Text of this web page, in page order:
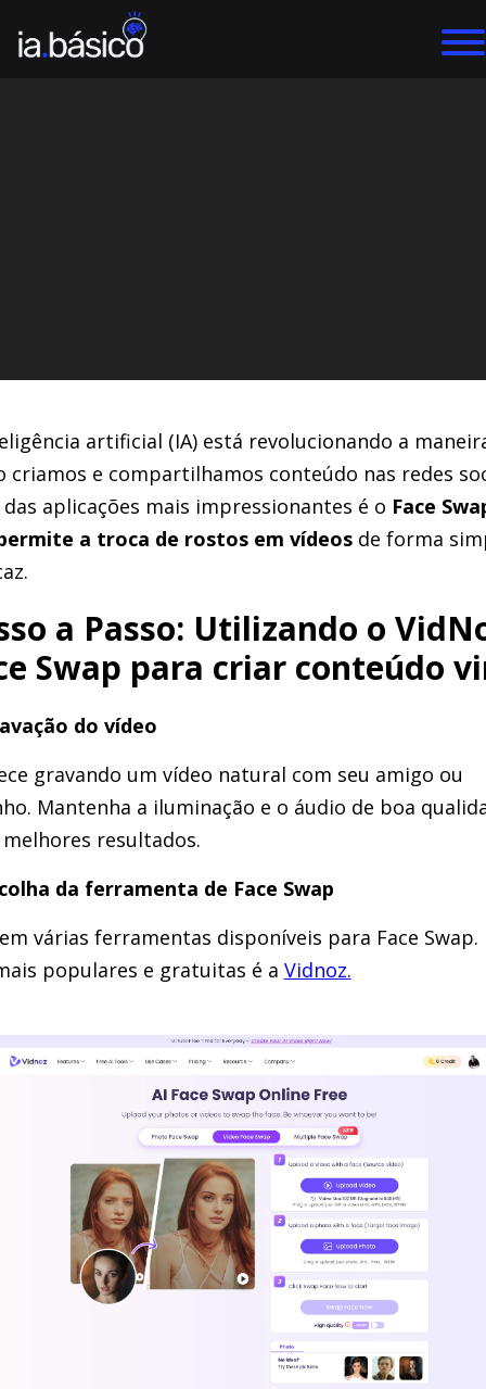
artificial (IA) está revolucionando a
criamos e compartilhamos conteúdo nas redes
aplicações mais impressionantes é o Face
a troca de rostos em vídeosde forma
a Passo: Utilizando o
Swap para criar conteúdo
do vídeo
gravando um vídeo natural com seu amigo ou
Mantenha a iluminação e o áudio de boa
resultados.
da ferramenta de Face Swap
várias ferramentas disponíveis para Face Swap.
populares e gratuitas é a Vidnoz.